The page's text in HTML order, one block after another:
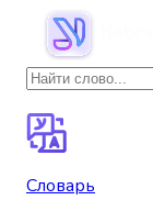
Словарь